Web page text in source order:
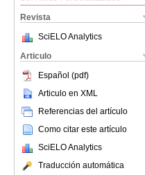
Revista
SciELO Analytics
Articulo
Español (pdf)
Articulo en XML
Referencias del artículo
Como citar este artículo
SciELO Analytics
Traducción automática